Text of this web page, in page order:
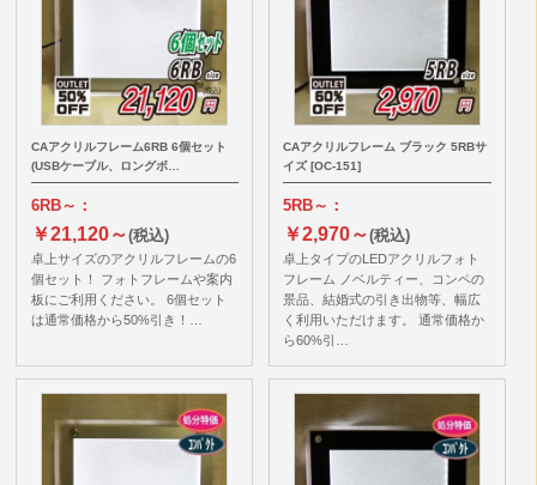
CAアクリルフレーム6RB 6個セット
(USBケーブル、ロングボ…
6RB～：
￥21,120～(税込)
卓上サイズのアクリルフレームの6
個セット！ フォトフレームや案内
板にご利用ください。 6個セット
は通常価格から50%引き！…
CAアクリルフレーム ブラック 5RBサ
イズ [OC-151]
5RB～：
￥2,970～(税込)
卓上タイプのLEDアクリルフォト
フレーム ノベルティー、コンペの
景品、結婚式の引き出物等、幅広
く利用いただけます。 通常価格か
ら60%引…